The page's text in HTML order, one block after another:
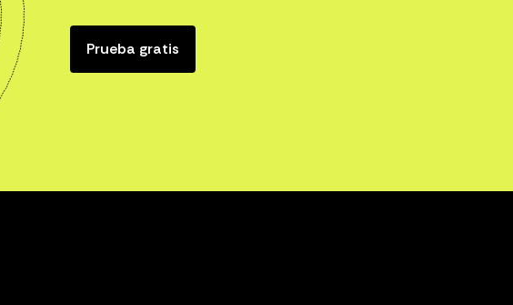
Prueba gratis